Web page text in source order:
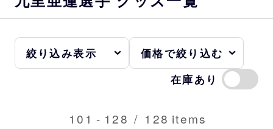
在庫あり
101 - 128 / 128 items